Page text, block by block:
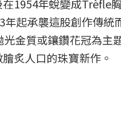
1954年蛻變成Trèfle
年起承襲這股創作傳統
金質或鑲鑽花冠為主
炙人口的珠寶新作。